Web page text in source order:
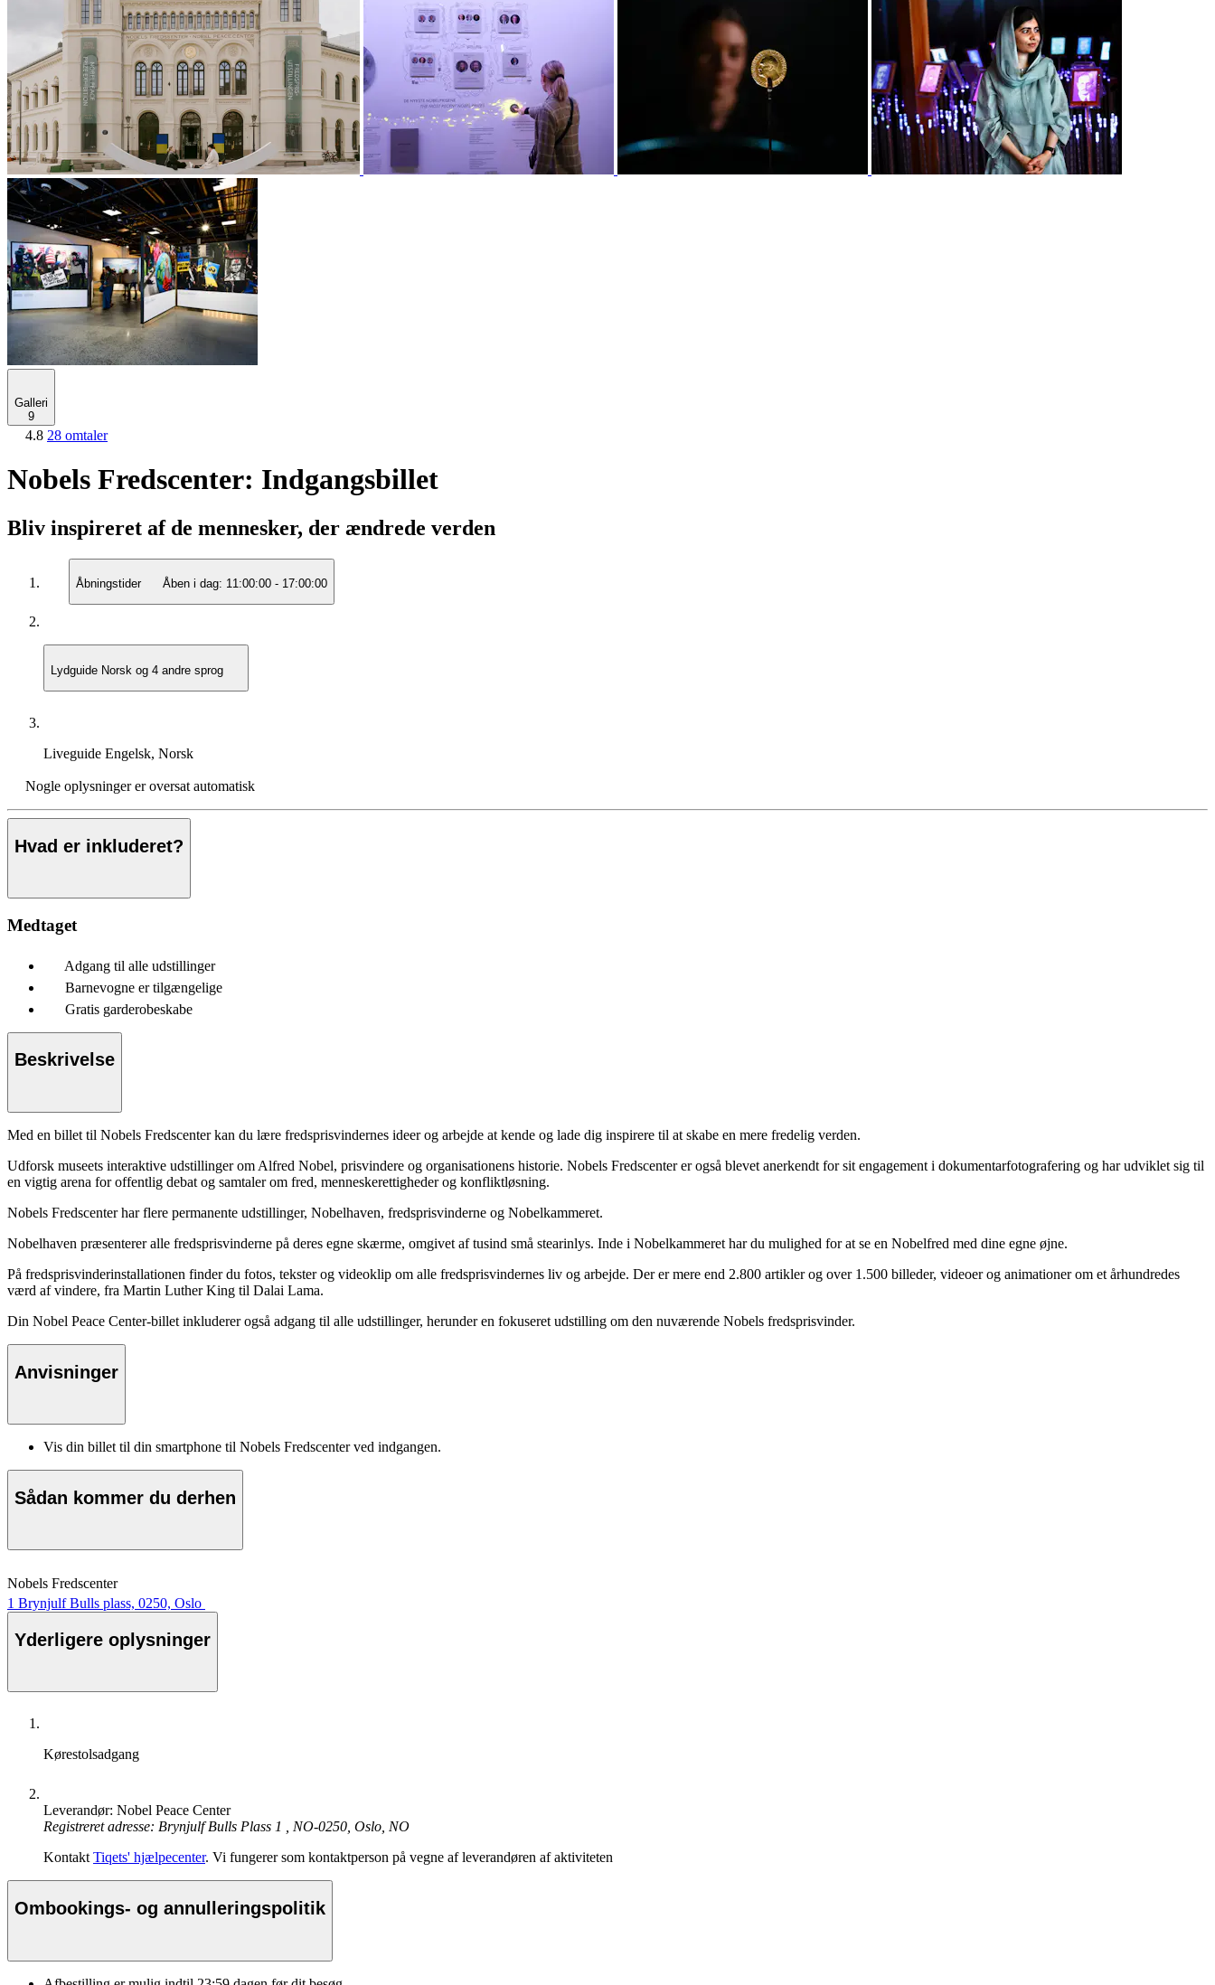
Galleri
9
4.8 28 omtaler
Nobels Fredscenter: Indgangsbillet
Bliv inspireret af de mennesker, der ændrede verden
Åbningstider Åben i dag: 11:00:00 - 17:00:00
Lydguide Norsk og 4 andre sprog
Liveguide Engelsk, Norsk
Nogle oplysninger er oversat automatisk
Hvad er inkluderet?
Medtaget
Adgang til alle udstillinger
Barnevogne er tilgængelige
Gratis garderobeskabe
Beskrivelse
Med en billet til Nobels Fredscenter kan du lære fredsprisvindernes ideer og arbejde at kende og lade dig inspirere til at skabe en mere fredelig verden.
Udforsk museets interaktive udstillinger om Alfred Nobel, prisvindere og organisationens historie. Nobels Fredscenter er også blevet anerkendt for sit engagement i dokumentarfotografering og har udviklet sig til
en vigtig arena for offentlig debat og samtaler om fred, menneskerettigheder og konfliktløsning.
Nobels Fredscenter har flere permanente udstillinger, Nobelhaven, fredsprisvinderne og Nobelkammeret.
Nobelhaven præsenterer alle fredsprisvinderne på deres egne skærme, omgivet af tusind små stearinlys. Inde i Nobelkammeret har du mulighed for at se en Nobelfred med dine egne øjne.
På fredsprisvinderinstallationen finder du fotos, tekster og videoklip om alle fredsprisvindernes liv og arbejde. Der er mere end 2.800 artikler og over 1.500 billeder, videoer og animationer om et århundredes
værd af vindere, fra Martin Luther King til Dalai Lama.
Din Nobel Peace Center-billet inkluderer også adgang til alle udstillinger, herunder en fokuseret udstilling om den nuværende Nobels fredsprisvinder.
Anvisninger
Vis din billet til din smartphone til Nobels Fredscenter ved indgangen.
Sådan kommer du derhen
Nobels Fredscenter
1 Brynjulf Bulls plass, 0250, Oslo
Yderligere oplysninger
Kørestolsadgang
Leverandør: Nobel Peace Center
Registreret adresse: Brynjulf Bulls Plass 1 , NO-0250, Oslo, NO
KontaktTiqets' hjælpecenter. Vi fungerer som kontaktperson på vegne af leverandøren af aktiviteten
Ombookings- og annulleringspolitik